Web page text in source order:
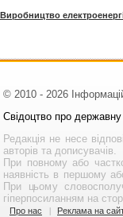
Виробництво
© 2010 - 2026
Свідоцтво про
Редакція не несе
авторів та дописувачів.
При повному або
наявність в першому
При цьому
гіперпосиланням на
Про нас Реклама на